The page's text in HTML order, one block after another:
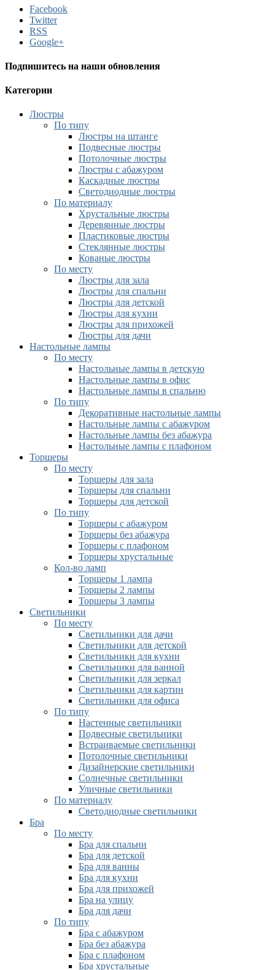
Facebook
Twitter
RSS
Google+
Подпишитесь на наши обновления
Категории
Люстры
По типу
Люстры на штанге
Подвесные люстры
Потолочные люстры
Люстры с абажуром
Каскадные люстры
Светодиодные люстры
По материалу
Хрустальные люстры
Деревянные люстры
Пластиковые люстры
Стеклянные люстры
Кованые люстры
По месту
Люстры для зала
Люстры для спальни
Люстры для детской
Люстры для кухни
Люстры для прихожей
Люстры для дачи
Настольные лампы
По месту
Настольные лампы в детскую
Настольные лампы в офис
Настольные лампы в спальню
По типу
Декоративные настольные лампы
Настольные лампы с абажуром
Настольные лампы без абажура
Настольные лампы с плафоном
Торшеры
По месту
Торшеры для зала
Торшеры для спальни
Торшеры для детской
По типу
Торшеры с абажуром
Торшеры без абажура
Торшеры с плафоном
Торшеры хрустальные
Кол-во ламп
Торшеры 1 лампа
Торшеры 2 лампы
Торшеры 3 лампы
Светильники
По месту
Светильники для дачи
Светильники для детской
Светильники для кухни
Светильники для ванной
Светильники для зеркал
Светильники для картин
Светильники для офиса
По типу
Настенные светильники
Подвесные светильники
Встраиваемые светильники
Потолочные светильники
Дизайнерские светильники
Солнечные светильники
Уличные светильники
По материалу
Светодиодные светильники
Бра
По месту
Бра для спальни
Бра для детской
Бра для ванны
Бра для кухни
Бра для прихожей
Бра на улицу
Бра для дачи
По типу
Бра с абажуром
Бра без абажура
Бра с плафоном
Бра хрустальные